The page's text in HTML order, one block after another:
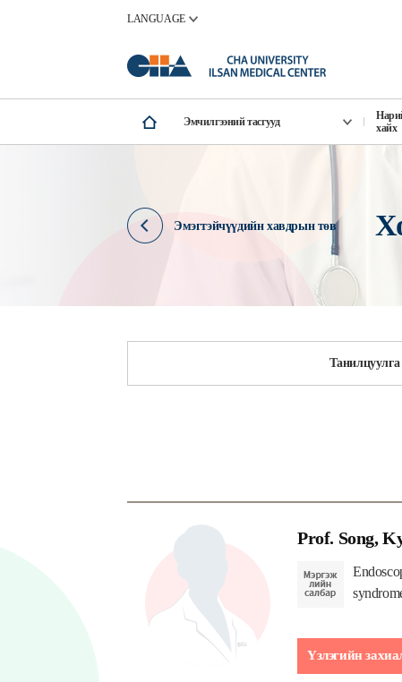
LANGUAGE
Эмчилгээний тасгууд
хайх
Эмэгтэйчүүдийн хавдрын төв
Танилцуулга
Prof. Song,
Үзлэгийн